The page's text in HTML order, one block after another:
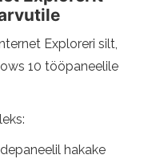
Exploreri silt,
10 tööpaneelile
hakake